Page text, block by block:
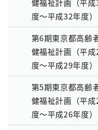
健福祉計画（平
度～平成32年度）
第6期東京都高齢
健福祉計画（平
度～平成29年度）
第5期東京都高齢
健福祉計画（平
度～平成26年度）